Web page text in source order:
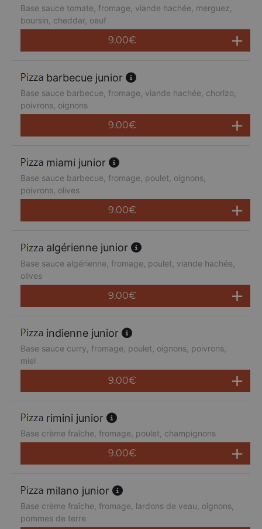
Base sauce tomate, fromage, viande hachée, merguez,
boursin, cheddar, oeuf
9.00€
barbecue junior
Base sauce barbecue, fromage, viande hachée, chorizo,
poivrons, oignons
9.00€
miami junior
Base sauce barbecue, fromage, poulet, oignons,
poivrons, olives
9.00€
algérienne junior
Base sauce algérienne, fromage, poulet, viande hachée,
olives
9.00€
indienne junior
Base sauce curry, fromage, poulet, oignons, poivrons,
miel
9.00€
rimini junior
Base crème fraîche, fromage, poulet, champignons
9.00€
milano junior
Base crème fraîche, fromage, lardons de veau, oignons,
pommes de terre